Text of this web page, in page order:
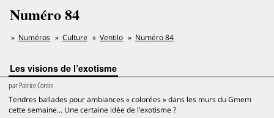
Numéro 84
Numéros Culture Ventilo Numéro 84
Les visions de l’exotisme
parPatrice Contin
Tendres ballades pour ambiances « colorées » dans les murs du Gmem
cette semaine... Une certaine idée de l’exotisme ?